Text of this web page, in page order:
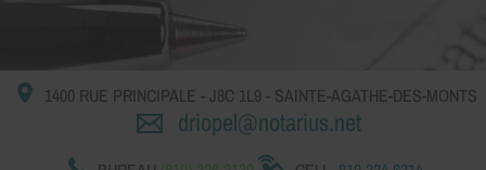
1400 RUE PRINCIPALE -J8C 1L9 - SAINTE-AGATHE-DES-MONTS
driopel@notarius.net